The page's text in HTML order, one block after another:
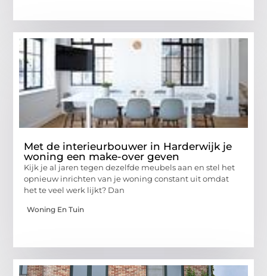
Met de interieurbouwer in Harderwijk je
woning een make-over geven
Kijk je al jaren tegen dezelfde meubels aan en stel het
opnieuw inrichten van je woning constant uit omdat
het te veel werk lijkt? Dan
Woning En Tuin